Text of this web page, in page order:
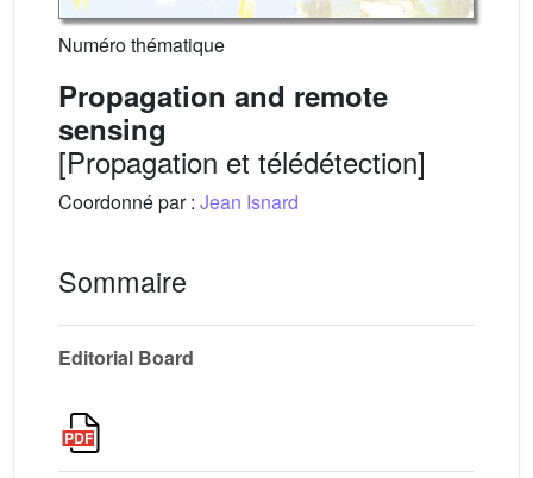
Numéro thématique
Propagation and remote
sensing
[Propagation et télédétection]
Coordonné par : Jean Isnard
Sommaire
Editorial Board